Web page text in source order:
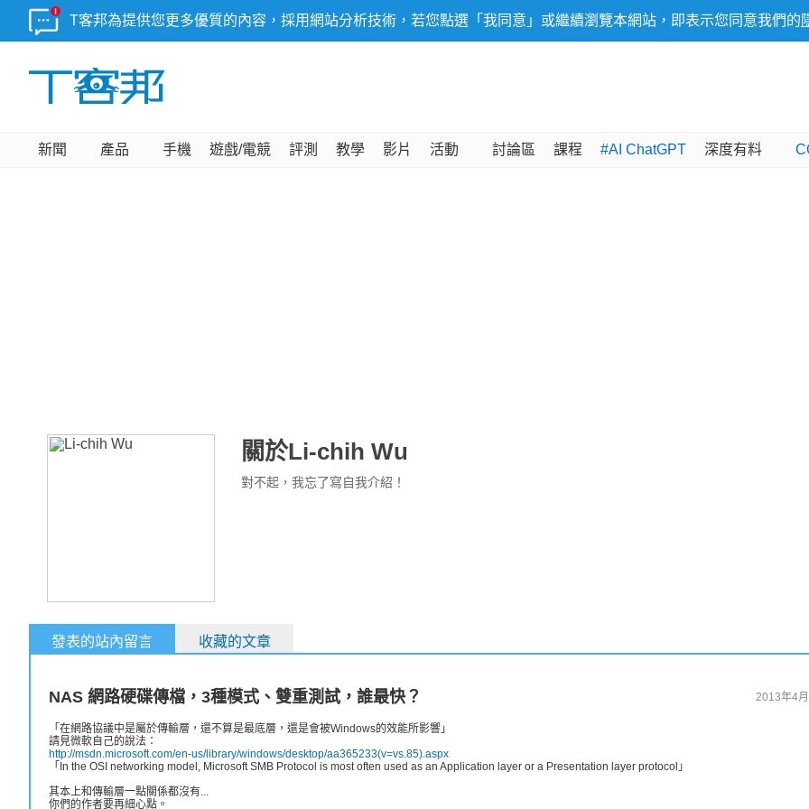
T客邦為提供您更多優質的內容，採用網站分析技術，若您點選「我同意」或繼續瀏覽本網站，即表示您同意我們的
新聞 產品 手機 遊戲/電競 評測 教學 影片 活動 討論區 課程 #AI ChatGPT 深度有料
關於Li-chih Wu
對不起，我忘了寫自我介紹！
發表的站內留言 收藏的文章
NAS 網路硬碟傳檔，3種模式、雙重測試，誰最快？ 2013年4
「在網路協議中是屬於傳輸層，還不算是最底層，還是會被Windows的效能所影響」
請見微軟自己的說法：
http://msdn.microsoft.com/en-us/library/windows/desktop/aa365233(v=vs.85).aspx
「In the OSI networking model, Microsoft SMB Protocol is most often used as an Application layer or a Presentation layer protocol」
其本上和傳輸層一點關係都沒有...
你們的作者要再細心點。